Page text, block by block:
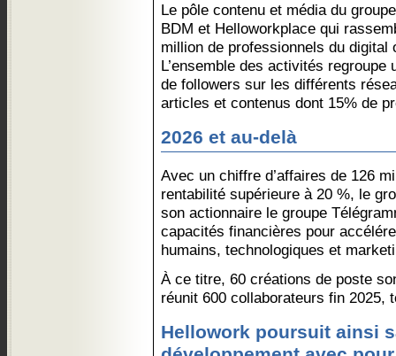
Le pôle contenu et média du
BDM et Helloworkplace qui
million de professionnels du
L’ensemble des activités
de followers sur les différents
articles et contenus dont 15% de
2026 et au-delà
Avec un chiffre d’affaires de 126
rentabilité supérieure à 20 %, le
son actionnaire le groupe
capacités financières pour
humains, technologiques et
À ce titre, 60 créations de poste
réunit 600 collaborateurs fin 2025,
Hellowork poursuit ainsi